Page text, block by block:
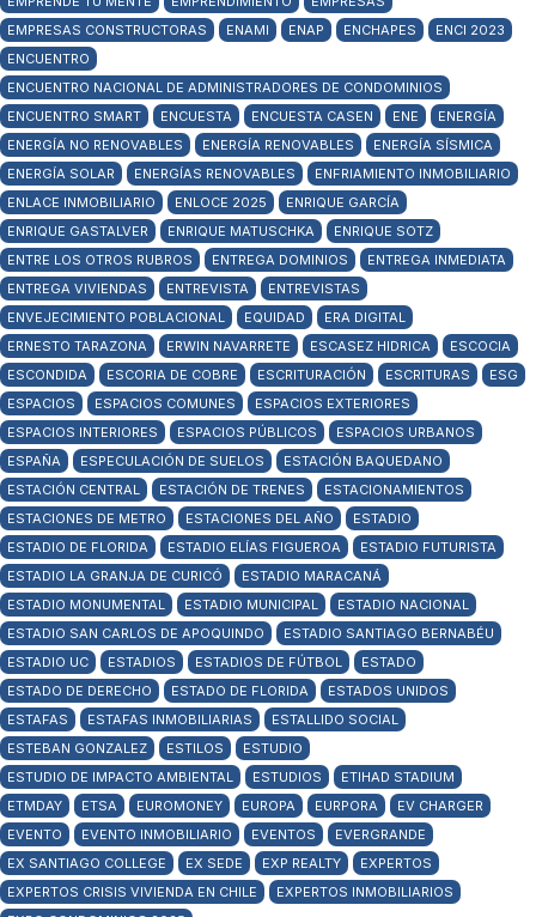
EMPRESAS CONSTRUCTORAS
ENAMI ENAP ENCHAPES
ENCI 2023
ENCUENTRO
ENCUENTRO NACIONAL DE ADMINISTRADORES DE CONDOMINIOS
ENCUENTRO SMART
ENCUESTA ENCUESTA CASEN ENE
ENERGÍA
ENERGÍA NO RENOVABLES
ENERGÍA RENOVABLES
ENERGÍA SÍSMICA
ENERGÍA SOLAR
ENERGÍAS RENOVABLES
ENFRIAMIENTO INMOBILIARIO
ENLACE INMOBILIARIO
ENLOCE 2025
ENRIQUE GARCÍA
ENRIQUE GASTALVER
ENRIQUE MATUSCHKA
ENRIQUE SOTZ
ENTRE LOS OTROS RUBROS
ENTREGA DOMINIOS
ENTREGA INMEDIATA
ENTREGA VIVIENDAS
ENTREVISTA
ENTREVISTAS
ENVEJECIMIENTO POBLACIONAL
EQUIDAD
ERA DIGITAL
ERNESTO TARAZONA
ERWIN NAVARRETE ESCASEZ HIDRICA
ESCOCIA
ESCONDIDA
ESCORIA DE COBRE ESCRITURACIÓN ESCRITURAS
ESG
ESPACIOS
ESPACIOS COMUNES
ESPACIOS EXTERIORES
ESPACIOS INTERIORES
ESPACIOS PÚBLICOS
ESPACIOS URBANOS
ESPAÑA
ESPECULACIÓN DE SUELOS
ESTACIÓN BAQUEDANO
ESTACIÓN CENTRAL
ESTACIÓN DE TRENES
ESTACIONAMIENTOS
ESTACIONES DE METRO
ESTACIONES DEL AÑO
ESTADIO
ESTADIO DE FLORIDA
ESTADIO ELÍAS FIGUEROA
ESTADIO FUTURISTA
ESTADIO LA GRANJA DE CURICÓ
ESTADIO MARACANÁ
ESTADIO MONUMENTAL
ESTADIO MUNICIPAL
ESTADIO NACIONAL
ESTADIO SAN CARLOS DE APOQUINDO
ESTADIO SANTIAGO BERNABÉU
ESTADIO UC
ESTADIOS ESTADIOS DE FÚTBOL
ESTADO
ESTADO DE DERECHO
ESTADO DE FLORIDA
ESTADOS UNIDOS
ESTAFAS
ESTAFAS INMOBILIARIAS
ESTALLIDO SOCIAL
ESTEBAN GONZALEZ
ESTILOS
ESTUDIO
ESTUDIO DE IMPACTO AMBIENTAL
ESTUDIOS
ETIHAD STADIUM
ETMDAY
ETSA EUROMONEY EUROPA EURPORA
EV CHARGER
EVENTO
EVENTO INMOBILIARIO EVENTOS
EVERGRANDE
EX SANTIAGO COLLEGE
EX SEDE EXP REALTY
EXPERTOS
EXPERTOS CRISIS VIVIENDA EN CHILE
EXPERTOS INMOBILIARIOS